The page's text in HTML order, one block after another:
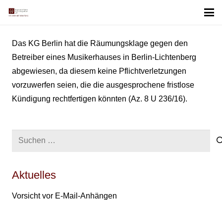
Das KG Berlin hat die Räumungsklage gegen den
Betreiber eines Musikerhauses in Berlin-Lichtenberg
abgewiesen, da diesem keine Pflichtverletzungen
vorzuwerfen seien, die die ausgesprochene fristlose
Kündigung rechtfertigen könnten (Az. 8 U 236/16).
Suchen
Aktuelles
Vorsicht vor E-Mail-Anhängen